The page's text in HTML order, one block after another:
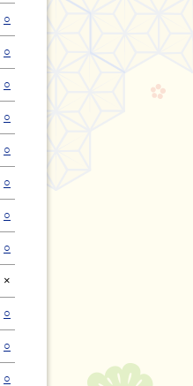
○
○ ○
○
○
○
○
○
○
×
○
○
○ △ △ ○